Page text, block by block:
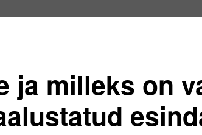
ja milleks on